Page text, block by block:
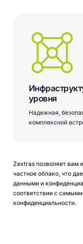
уровня
Надежная,
комплексной
Zextras позволяет вам
частное облако, что
данными и
соответствии с самыми
конфиденциальности.